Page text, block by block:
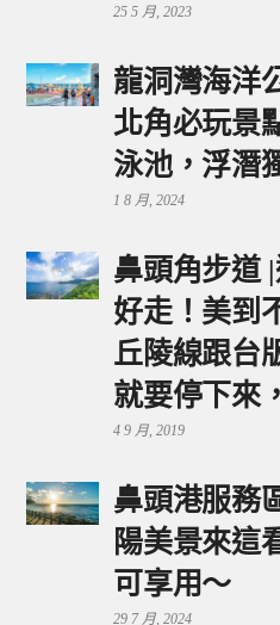
25 5 月, 2023
龍洞灣海洋
北角必玩景
泳池，浮潛
1 8 月, 2024
鼻頭角步道
好走！美到
丘陵線跟台
就要停下來
4 9 月, 2019
鼻頭港服務
陽美景來這
可享用～
29 7 月, 2024